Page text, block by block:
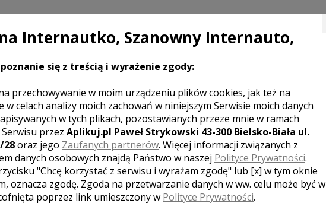
Cena
do wesela do godz. 1:00. Udostępnienie min.
w innym dniu. Dojazd do Pary Młodej
u wizażystki/kosmetyczki, Przygotowania w
życzenia, Przyjęcie weselne do tortu włącznie
Was: minimum 600 zdjęć po starannej
120 odbitek 15x23cm w ozdobnym
internetowa na hasło, Prezent
4000 zł
:)
Internautko, Szanowny Internauto,
się z treścią i wyrażenie zgody:
przechowywanie w moim urządzeniu plików cookies, jak też na
w celach analizy moich zachowań w niniejszym Serwisie moich danych
w tych plikach, pozostawianych przeze mnie w ramach
przez Aplikuj.pl Paweł Strykowski 43-300 Bielsko-Biała ul.
28oraz jego Zaufanych partnerów. Więcej informacji związanych z
danych osobowych znajdą Państwo w naszej Polityce Prywatności.
"Chcę korzystać z serwisu i wyrażam zgodę" lub [x] w tym oknie
oznacza zgodę. Zgoda na przetwarzanie danych w ww. celu może być w
poprzez link umieszczony w Polityce Prywatności.